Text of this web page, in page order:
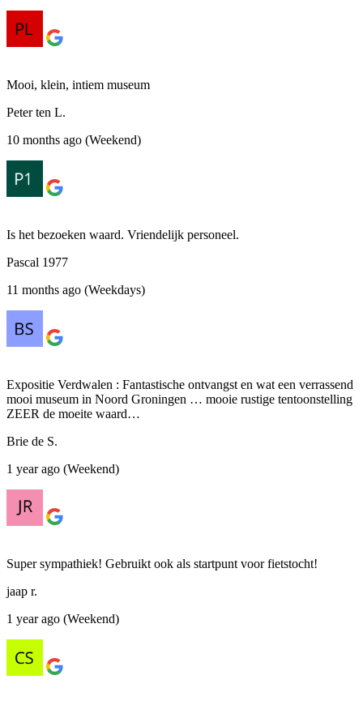
Mooi, klein, intiem museum
Peter ten L.
10 months ago (Weekend)
Is het bezoeken waard. Vriendelijk personeel.
Pascal 1977
11 months ago (Weekdays)
Expositie Verdwalen : Fantastische ontvangst en wat een verrassend
mooi museum in Noord Groningen … mooie rustige tentoonstelling
ZEER de moeite waard…
Brie de S.
1 year ago (Weekend)
Super sympathiek! Gebruikt ook als startpunt voor fietstocht!
jaap r.
1 year ago (Weekend)